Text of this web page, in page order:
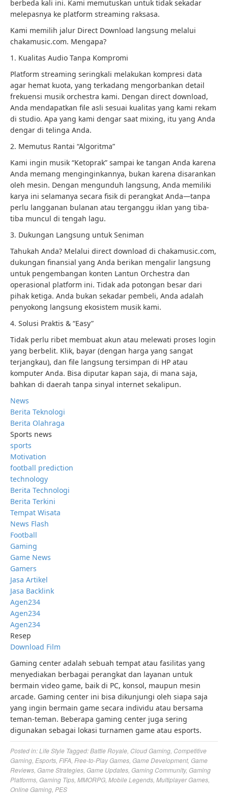
berbeda kali ini. Kami memutuskan untuk tidak sekadar
melepasnya ke platform streaming raksasa.
Kami memilih jalur Direct Download langsung melalui
chakamusic.com. Mengapa?
1. Kualitas Audio Tanpa Kompromi
Platform streaming seringkali melakukan kompresi data
agar hemat kuota, yang terkadang mengorbankan detail
frekuensi musik orchestra kami. Dengan direct download,
Anda mendapatkan file asli sesuai kualitas yang kami rekam
di studio. Apa yang kami dengar saat mixing, itu yang Anda
dengar di telinga Anda.
2. Memutus Rantai “Algoritma”
Kami ingin musik “Ketoprak” sampai ke tangan Anda karena
Anda memang menginginkannya, bukan karena disarankan
oleh mesin. Dengan mengunduh langsung, Anda memiliki
karya ini selamanya secara fisik di perangkat Anda—tanpa
perlu langganan bulanan atau terganggu iklan yang tiba-
tiba muncul di tengah lagu.
3. Dukungan Langsung untuk Seniman
Tahukah Anda? Melalui direct download di chakamusic.com,
dukungan finansial yang Anda berikan mengalir langsung
untuk pengembangan konten Lantun Orchestra dan
operasional platform ini. Tidak ada potongan besar dari
pihak ketiga. Anda bukan sekadar pembeli, Anda adalah
penyokong langsung ekosistem musik kami.
4. Solusi Praktis & “Easy”
Tidak perlu ribet membuat akun atau melewati proses login
yang berbelit. Klik, bayar (dengan harga yang sangat
terjangkau), dan file langsung tersimpan di HP atau
komputer Anda. Bisa diputar kapan saja, di mana saja,
bahkan di daerah tanpa sinyal internet sekalipun.
News
Berita Teknologi
Berita Olahraga
Sports news
sports
Motivation
football prediction
technology
Berita Technologi
Berita Terkini
Tempat Wisata
News Flash
Football
Gaming
Game News
Gamers
Jasa Artikel
Jasa Backlink
Agen234
Agen234
Agen234
Resep
Download Film
Gaming center adalah sebuah tempat atau fasilitas yang
menyediakan berbagai perangkat dan layanan untuk
bermain video game, baik di PC, konsol, maupun mesin
arcade. Gaming center ini bisa dikunjungi oleh siapa saja
yang ingin bermain game secara individu atau bersama
teman-teman. Beberapa gaming center juga sering
digunakan sebagai lokasi turnamen game atau esports.
Posted in:Life Style Tagged:Battle Royale Cloud Gaming Competitive
Gaming Esports FIFA Free-to-Play Games Game Development, Game
Reviews Game Strategies Game Updates Gaming Community, Gaming
Platforms Gaming Tips MMORPG Mobile Legends Multiplayer Games
Online Gaming PES